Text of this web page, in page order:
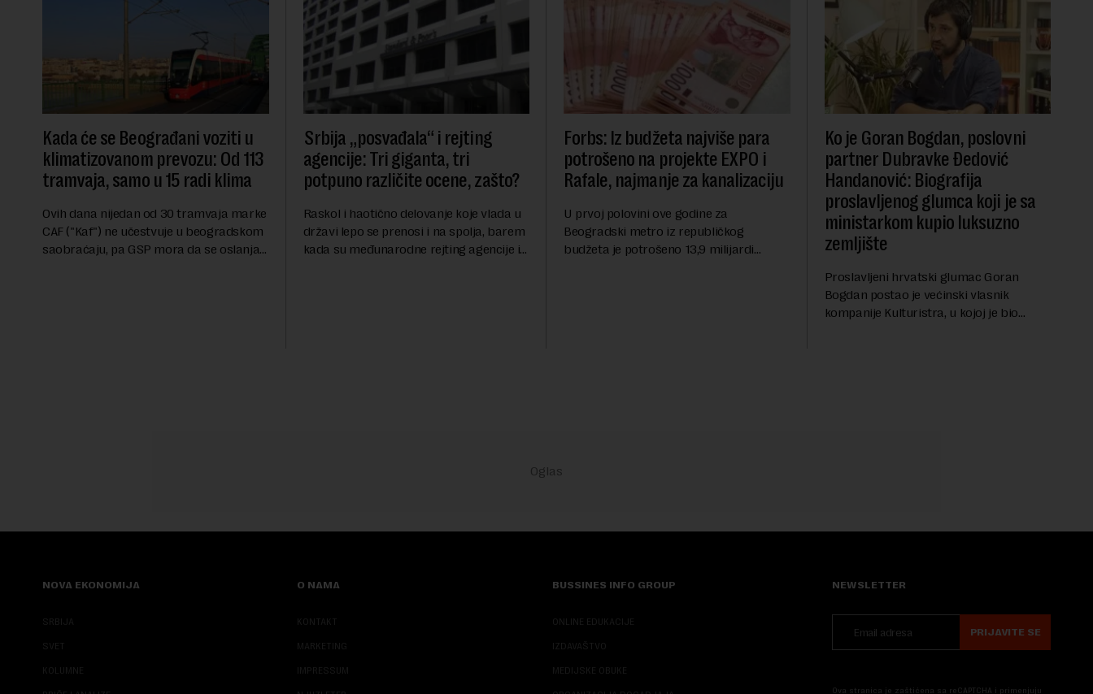
Kada će se Beograđani voziti u
klimatizovanom prevozu: Od 113
tramvaja, samo u 15 radi klima
Ovih dana nijedan od 30 tramvaja marke
CAF ("Kaf") ne učestvuje u beogradskom
saobraćaju, pa GSP mora da se oslanja
Srbija „posvađala“ i rejting
agencije: Tri giganta, tri
potpuno različite ocene, zašto?
Raskol i haotično delovanje koje vlada u
državi lepo se prenosi i na spolja, barem
kada su međunarodne rejting agencije i
Forbs: Iz budžeta najviše para
potrošeno na projekte EXPO i
Rafale, najmanje za kanalizaciju
U prvoj polovini ove godine za
Beogradski metro iz republičkog
budžeta je potrošeno 13,9 milijardi
Ko je Goran Bogdan, poslovni
partner Dubravke Đedović
Handanović: Biografija
proslavljenog glumca koji je sa
ministarkom kupio luksuzno
zemljište
Proslavljeni hrvatski glumac Goran
Bogdan postao je većinski vlasnik
kompanije Kulturistra, u kojoj je bio
NOVA EKONOMIJA
SRBIJA
SVET
KOLUMNE
O NAMA
KONTAKT
MARKETING
IMPRESSUM
BUSSINES INFO GROUP
ONLINE EDUKACIJE
IZDAVAŠTVO
MEDIJSKE OBUKE
NEWSLETTER
PRIJAVITE SE
Ova stranica je zaštićena sa reCAPTCHA i primenjuju